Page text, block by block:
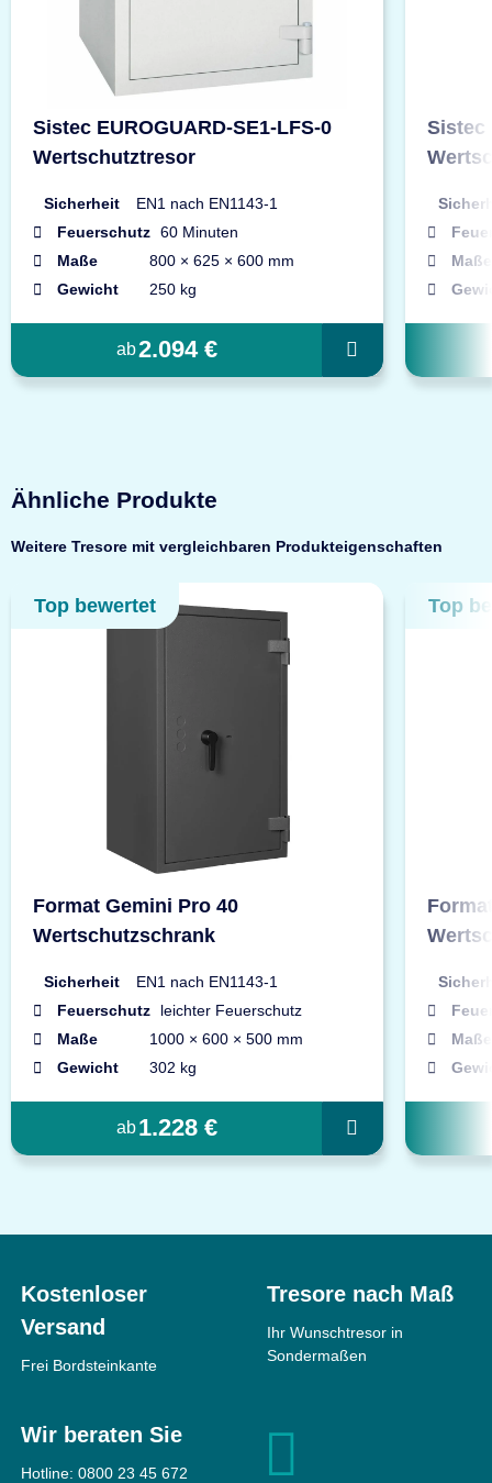
Sistec EUROGUARD-SE1-LFS-0
Wertschutztresor
Sicherheit
EN1 nach EN1143-1
Feuerschutz 60 Minuten
Maße
800 × 625 × 600 mm
Gewicht
250 kg
ab2.094 €
Sistec
Maße
Ähnliche Produkte
Weitere Tresore mit vergleichbaren Produkteigenschaften
Top bewertet
Format Gemini Pro 40
Wertschutzschrank
Sicherheit
EN1 nach EN1143-1
Feuerschutz
leichter Feuerschutz
Maße
1000 × 600 × 500 mm
Gewicht
302 kg
ab1.228 €
Top
Maße
Kostenloser
Versand
Frei Bordsteinkante
Tresore nach Maß
Ihr Wunschtresor in
Sondermaßen
Wir beraten Sie
Hotline: 0800 23 45 672